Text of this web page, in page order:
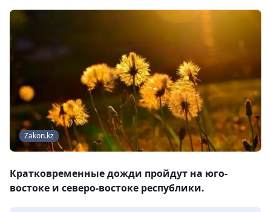
Zakon.kz
Кратковременные дожди пройдут на юго-
востоке и северо-востоке республики.